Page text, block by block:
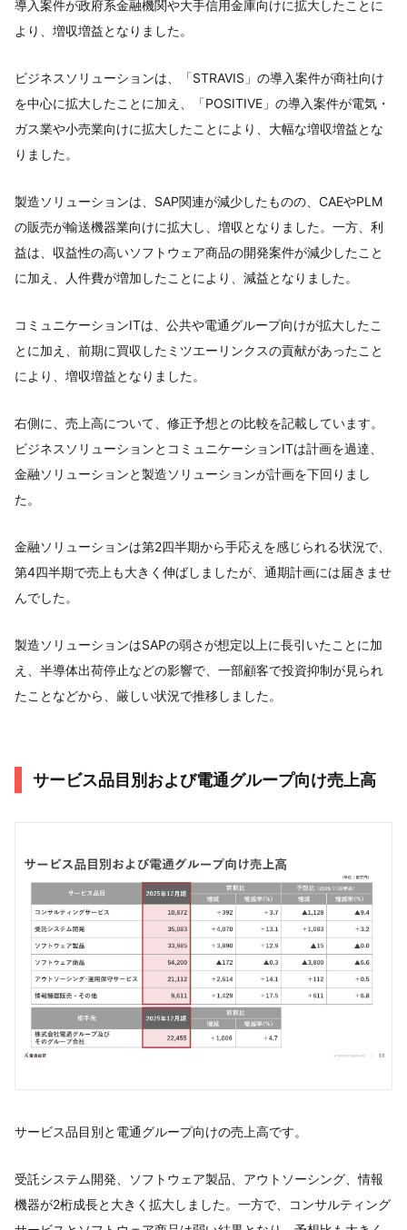
導⼊案件が政府系⾦融機関や⼤⼿信⽤⾦庫向けに拡⼤したことに
より、増収増益となりました。
ビジネスソリューションは、「STRAVIS」の導⼊案件が商社向け
を中⼼に拡⼤したことに加え、「POSITIVE」の導⼊案件が電気・
ガス業や⼩売業向けに拡⼤したことにより、⼤幅な増収増益とな
りました。
製造ソリューションは、SAP関連が減少したものの、CAEやPLM
の販売が輸送機器業向けに拡⼤し、増収となりました。⼀⽅、利
益は、収益性の⾼いソフトウェア商品の開発案件が減少したこと
に加え、⼈件費が増加したことにより、減益となりました。
コミュニケーションITは、公共や電通グループ向けが拡⼤したこ
とに加え、前期に買収したミツエーリンクスの貢献があったこと
により、増収増益となりました。
右側に、売上⾼について、修正予想との⽐較を記載しています。
ビジネスソリューションとコミュニケーションITは計画を過達、
⾦融ソリューションと製造ソリューションが計画を下回りまし
た。
⾦融ソリューションは第2四半期から⼿応えを感じられる状況で、
第4四半期で売上も⼤きく伸ばしましたが、通期計画には届きませ
んでした。
製造ソリューションはSAPの弱さが想定以上に⻑引いたことに加
え、半導体出荷停⽌などの影響で、⼀部顧客で投資抑制が⾒られ
たことなどから、厳しい状況で推移しました。
サービス品⽬別および電通グループ向け売上⾼
サービス品⽬別と電通グループ向けの売上⾼です。
受託システム開発、ソフトウェア製品、アウトソーシング、情報
機器が2桁成⻑と⼤きく拡⼤しました。⼀⽅で、コンサルティング